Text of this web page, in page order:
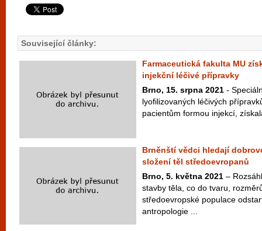
Související články:
Farmaceutická fakulta MU
injekční léčivé přípravky
Brno, 15. srpna 2021 -
lyofilizovaných léčivých
pacientům formou injekcí,
Brněnští vědci hledají
složení těl středoevropanů
Brno, 5. května 2021 –
stavby těla, co do tvaru,
středoevropské populace
antropologie ...